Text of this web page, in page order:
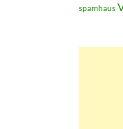
spamhaus